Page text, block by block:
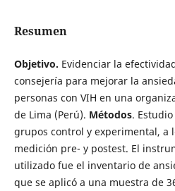
Resumen
Objetivo. Evidenciar la
consejería para mejorar la
personas con VIH en una
de Lima (Perú). Métodos.
grupos control y experimental, a
medición pre- y postest. El
utilizado fue el inventario de
que se aplicó a una muestra de